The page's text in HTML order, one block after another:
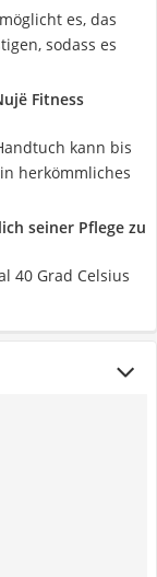
es, das
sodass es
Fitness
kann bis
herkömmliches
seiner Pflege zu
40 Grad Celsius